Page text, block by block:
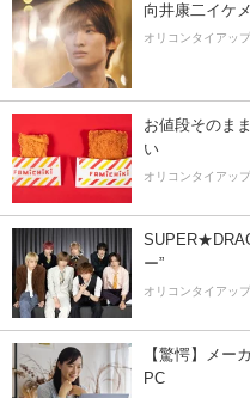
向井康二イケ
オリコンタイアッ
お値段そのま
い
オリコンタイアッ
ー”
オリコンタイアッ
【驚愕】メー
PC